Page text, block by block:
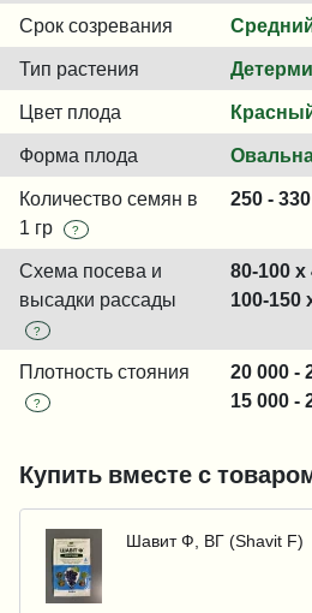
Срок созревания
Тип растения
Цвет плода
Форма плода
Количество семян в
1 гр
?
250 -
Схема посева и
высадки рассады
?
80-100 x
100-150
Плотность стояния
?
20 000 -
15 000 -
Купить вместе с
Шавит Ф, ВГ (Shavit F)